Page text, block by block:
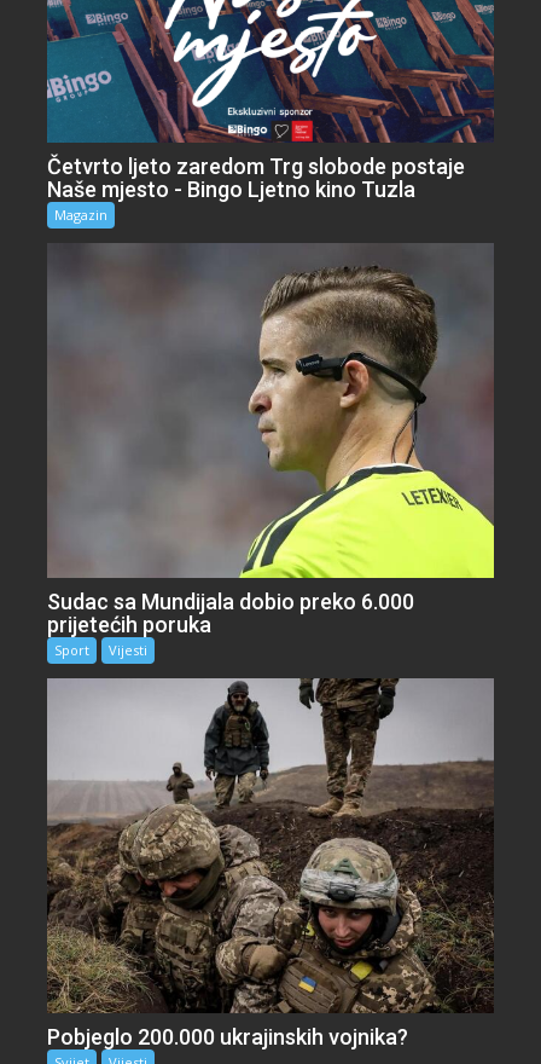
Četvrto ljeto zaredom Trg slobode postaje
Naše mjesto - Bingo Ljetno kino Tuzla
Magazin
Sudac sa Mundijala dobio preko 6.000
prijetećih poruka
Sport Vijesti
Pobjeglo 200.000 ukrajinskih vojnika?